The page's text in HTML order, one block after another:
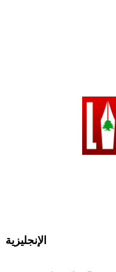
الإنجليزية